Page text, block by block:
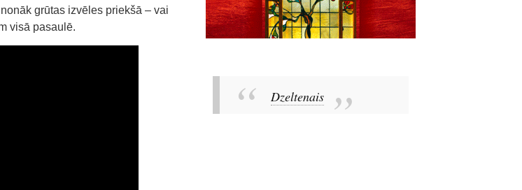
grūtas izvēles priekšā – vai
visā pasaulē.
Dzeltenais